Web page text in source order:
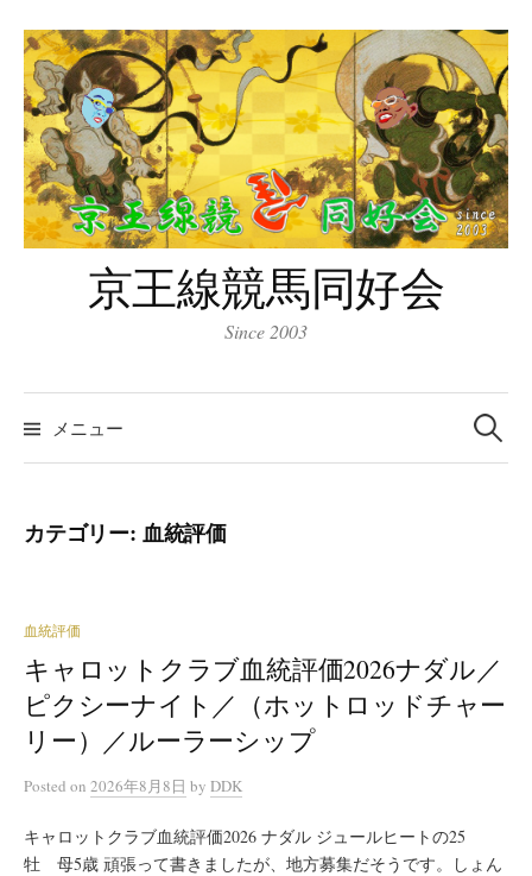
ン
テ
ン
ツ
へ
ス
キ
京王線競馬同好会
Since 2003
メニュー
検
索:
カテゴリー: 血統評価
血統評価
キャロットクラブ血統評価2026ナダル／
ピクシーナイト／（ホットロッドチャー
リー）／ルーラーシップ
Posted on 2026年8月8日 by DDK
キャロットクラブ血統評価2026 ナダル ジュールヒートの25
牡 母5歳 頑張って書きましたが、地方募集だそうです。しょん